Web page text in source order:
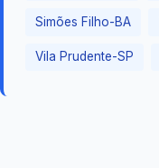
Simões Filho-BA
Vila Prudente-SP